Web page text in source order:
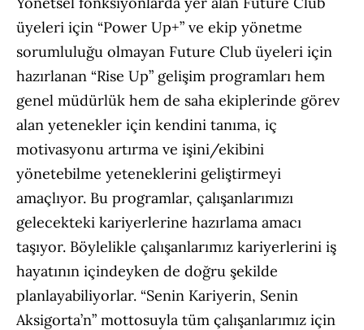
üyeleri için “Power Up+” ve ekip yönetme
sorumluluğu olmayan Future Club üyeleri için
hazırlanan “Rise Up” gelişim programları hem
genel müdürlük hem de saha ekiplerinde görev
alan yetenekler için kendini tanıma, iç
motivasyonu artırma ve işini/ekibini
yönetebilme yeteneklerini geliştirmeyi
amaçlıyor. Bu programlar, çalışanlarımızı
gelecekteki kariyerlerine hazırlama amacı
taşıyor. Böylelikle çalışanlarımız kariyerlerini iş
hayatının içindeyken de doğru şekilde
planlayabiliyorlar. “Senin Kariyerin, Senin
Aksigorta’n” mottosuyla tüm çalışanlarımız için